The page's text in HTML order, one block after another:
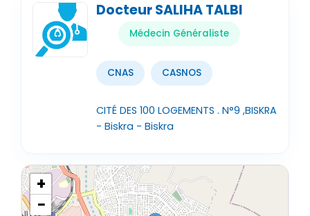
Docteur SALIHA TALBI
Médecin Généraliste
CNAS CASNOS
CITÉ DES 100 LOGEMENTS . N°9 ,BISKRA
- Biskra - Biskra
+
−